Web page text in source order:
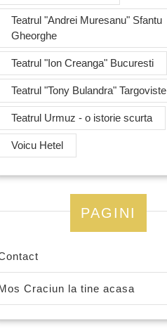
Teatrul "Andrei Muresanu" Sfantu
Gheorghe
Teatrul "Ion Creanga" Bucuresti
Teatrul "Tony Bulandra" Targoviste
Teatrul Urmuz - o istorie scurta
Voicu Hetel
PAGINI
Craciun la tine acasa